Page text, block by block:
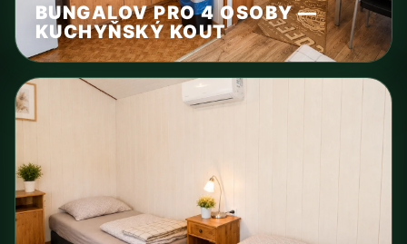
BUNGALOV PRO 4 OSOBY —
KUCHYŇSKÝ KOUT